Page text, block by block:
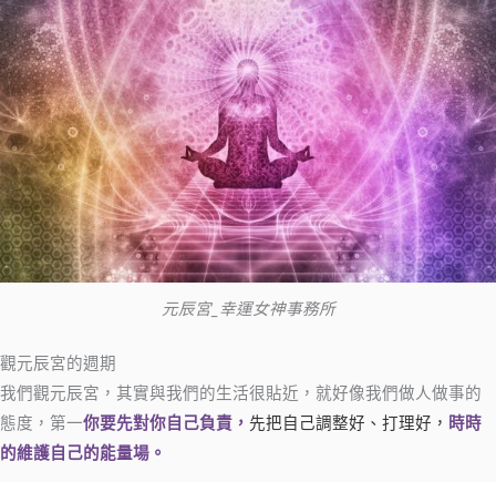
元辰宮_幸運女神事務所
觀元辰宮的週期
我們觀元辰宮，其實與我們的生活很貼近，就好像我們做人做事的
態度，第一你要先對你自己負責， 先把自己調整好、打理好， 時時
的維護自己的能量場。